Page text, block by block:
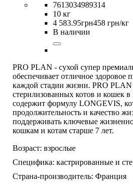
7613034989314
10 кг
4 583.95грн458 грн/кг
В наличии
PRO PLAN - сухой супер
обеспечивает отличное здоровое
каждой стадии жизни. PRO PLAN
стерилизованных котов и кошек в
содержит формулу LONGEVIS,
продолжительность и качество
поддерживать ключевые
кошкам и котам старше 7 лет.
Возраст: взрослые
Специфика: кастрированные и
Страна-производитель: Франция